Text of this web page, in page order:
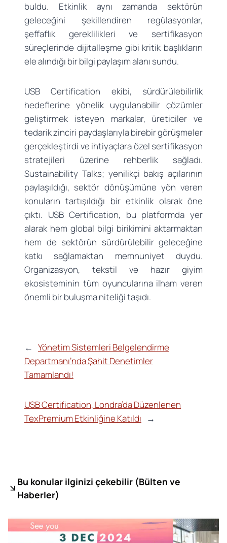
buldu. Etkinlik aynı zamanda sektörün
geleceğini şekillendiren regülasyonlar,
şeffaflık gereklilikleri ve sertifikasyon
süreçlerinde dijitalleşme gibi kritik başlıkların
ele alındığı bir bilgi paylaşım alanı sundu.
USB Certification ekibi, sürdürülebilirlik
hedeflerine yönelik uygulanabilir çözümler
geliştirmek isteyen markalar, üreticiler ve
tedarik zinciri paydaşlarıyla birebir görüşmeler
gerçekleştirdi ve ihtiyaçlara özel sertifikasyon
stratejileri üzerine rehberlik sağladı.
Sustainability Talks; yenilikçi bakış açılarının
paylaşıldığı, sektör dönüşümüne yön veren
konuların tartışıldığı bir etkinlik olarak öne
çıktı. USB Certification, bu platformda yer
alarak hem global bilgi birikimini aktarmaktan
hem de sektörün sürdürülebilir geleceğine
katkı sağlamaktan memnuniyet duydu.
Organizasyon, tekstil ve hazır giyim
ekosisteminin tüm oyuncularına ilham veren
önemli bir buluşma niteliği taşıdı.
← Yönetim Sistemleri Belgelendirme
Departmanı’nda Şahit Denetimler
Tamamlandı!
USB Certification, Londra’da Düzenlenen
TexPremium Etkinliğine Katıldı
→
Bu konular ilginizi çekebilir (Bülten ve
Haberler)